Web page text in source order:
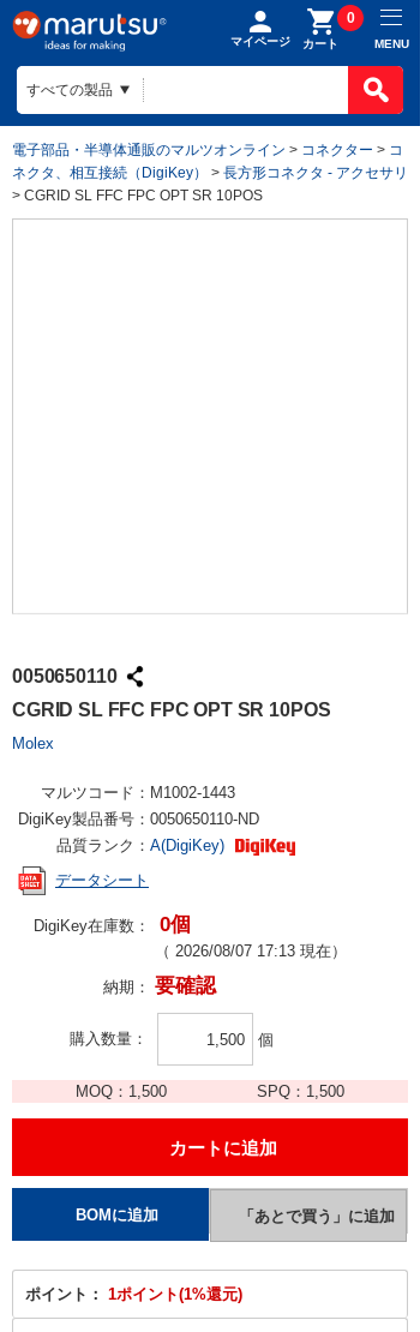
マイページ カート
0
MENU
電子部品・半導体通販のマルツオンライン > コネクター > コ
ネクタ、相互接続（DigiKey）
> 長方形コネクタ - アクセサリ
> CGRID SL FFC FPC OPT SR 10POS
0050650110
CGRID SL FFC FPC OPT SR 10POS
Molex
マルツコード： M1002-1443
DigiKey製品番号： 0050650110-ND
品質ランク： A(DigiKey)
データシート
DigiKey在庫数： 0個
（ 2026/08/07 17:13 現在）
納期： 要確認
購入数量 個
MOQ： 1,500 SPQ： 1,500
ポイント： 1ポイント(1%還元)